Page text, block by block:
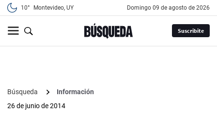
10° Montevideo, UY domingo 09 de agosto de 2026
Suscribite
Búsqueda
Información
26 de junio de 2014